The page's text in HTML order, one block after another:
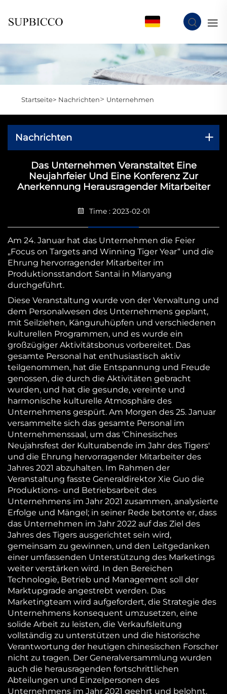
Startseite> Nachrichten> Unternehmen
Nachrichten
Das Unternehmen Veranstaltet Eine
Neujahrfeier Und Eine Konferenz Zur
Anerkennung Herausragender Mitarbeiter
Time : 2023-02-01
Am 24. Januar hat das Unternehmen die Feier
„Focus on Targets and Winning Tiger Year“ und die
Ehrung hervorragender Mitarbeiter im
Produktionsstandort Santai in Mianyang
durchgeführt.
Diese Veranstaltung wurde von der Verwaltung und
dem Personalwesen des Unternehmens geplant,
mit Seilziehen, Känguruhüpfen und verschiedenen
kulturellen Programmen, und es wurde ein
großzügiger Aktivitätsbonus vorbereitet. Das
gesamte Personal hat enthusiastisch aktiv
teilgenommen, hat die Entspannung und Freude
genossen, die durch die Aktivitäten gebracht
wurden, und hat die gesunde, vereinte und
harmonische kulturelle Atmosphäre des
Unternehmens gespürt. Am Morgen des 25. Januar
versammelte sich das gesamte Personal im
Unternehmenssaal, um das 'Chinesisches
Neujahrsfest der Kulturabende im Jahr des Tigers'
und die Ehrung hervorragender Mitarbeiter des
Jahres 2021 abzuhalten. Im Rahmen der
Veranstaltung fasste Generaldirektor Xie Guo die
Produktions- und Betriebsarbeit des
Unternehmens im Jahr 2021 zusammen, analysierte
Erfolge und Mängel; in seiner Rede betonte er, dass
das Unternehmen im Jahr 2022 auf das Ziel des
Jahres des Tigers ausgerichtet sein wird,
gemeinsam zu gewinnen, und den Leitgedanken
einer umfassenden Unterstützung des Marketings
weiter verstärken wird. In den Bereichen
Technologie, Betrieb und Management soll der
Marktupgrade angestrebt werden. Das
Marketingteam wird aufgefordert, die Strategie des
Unternehmens konsequent umzusetzen, eine
solide Arbeit zu leisten, die Verkaufsleitung
vollständig zu unterstützen und die historische
Verantwortung der heutigen chinesischen Forscher
nicht zu tragen. Der Generalversammlung wurden
auch die herausragenden fortschrittlichen
Abteilungen und Einzelpersonen des
Unternehmens im Jahr 2021 geehrt und belohnt.